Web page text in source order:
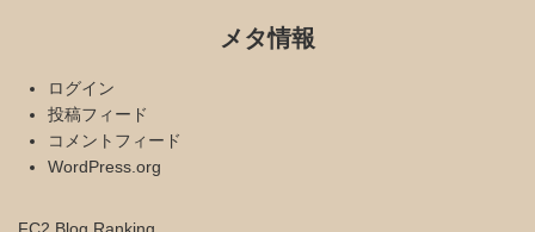
メタ情報
ログイン
投稿フィード
コメントフィード
WordPress.org